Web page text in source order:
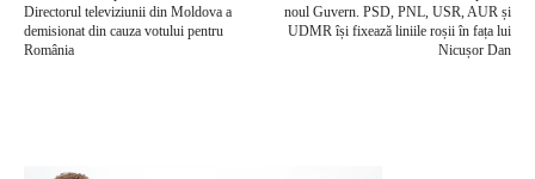
Directorul televiziunii din Moldova a
demisionat din cauza votului pentru
România
noul Guvern. PSD, PNL, USR, AUR și
UDMR își fixează liniile roșii în fața lui
Nicușor Dan